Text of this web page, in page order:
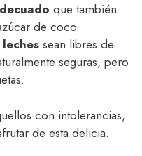
que también
de coco.
sean libres de
seguras, pero
con intolerancias,
de esta delicia.